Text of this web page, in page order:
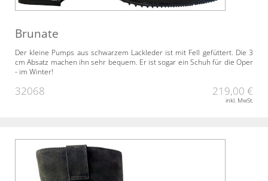
Brunate
Der kleine Pumps aus schwarzem Lackleder ist mit Fell gefüttert. Die 3
cm Absatz machen ihn sehr bequem. Er ist sogar ein Schuh für die Oper
- im Winter!
32068 219,00 €
inkl. MwSt.